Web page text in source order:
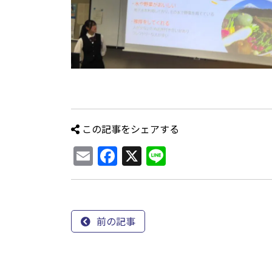
この記事をシェアする
EmailFacebook
X
前の記事